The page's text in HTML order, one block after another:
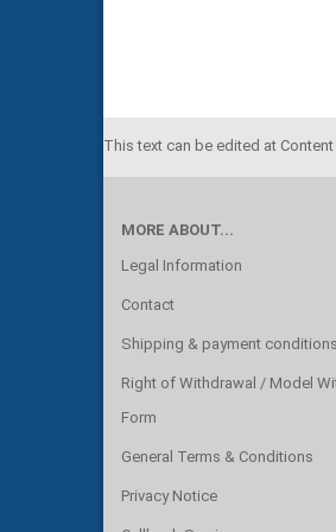
This text can be edited at
MORE ABOUT...
Legal Information
Contact
Shipping & payment conditions
Right of Withdrawal / Model
Form
General Terms & Conditions
Privacy Notice